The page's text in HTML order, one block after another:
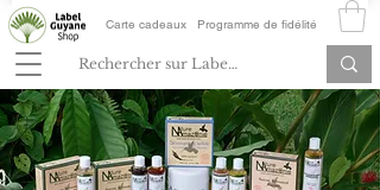
Carte cadeaux Programme de fidélité